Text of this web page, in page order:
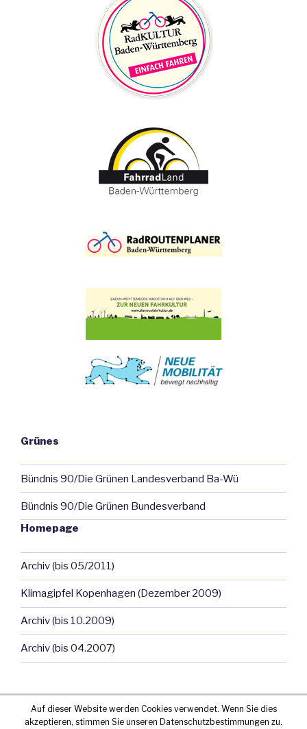
Grünes
Bündnis 90/Die Grünen Landesverband Ba-Wü
Bündnis 90/Die Grünen Bundesverband
Homepage
Archiv (bis 05/2011)
Klimagipfel Kopenhagen (Dezember 2009)
Archiv (bis 10.2009)
Archiv (bis 04.2007)
Auf dieser Website werden Cookies verwendet. Wenn Sie dies
akzeptieren, stimmen Sie unseren Datenschutzbestimmungen zu.